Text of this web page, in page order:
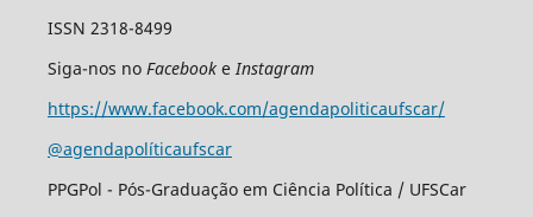
ISSN 2318-8499
Siga-nos no Facebook eInstagram
https://www.facebook.com/agendapoliticaufscar/
@agendapolíticaufscar
PPGPol - Pós-Graduação em Ciência Política / UFSCar